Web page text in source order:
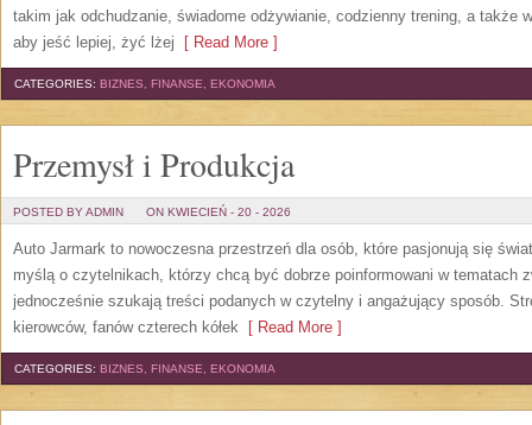
takim jak odchudzanie, świadome odżywianie, codzienny trening, a także
aby jeść lepiej, żyć lżej [ Read More ]
CATEGORIES: BIZNES, FINANSE, EKONOMIA
Przemysł i Produkcja
POSTED BY ADMIN ON KWIECIEŃ - 20 - 2026
Auto Jarmark to nowoczesna przestrzeń dla osób, które pasjonują się
myślą o czytelnikach, którzy chcą być dobrze poinformowani w tematach
jednocześnie szukają treści podanych w czytelny i angażujący sposób.
kierowców, fanów czterech kółek [ Read More ]
CATEGORIES: BIZNES, FINANSE, EKONOMIA